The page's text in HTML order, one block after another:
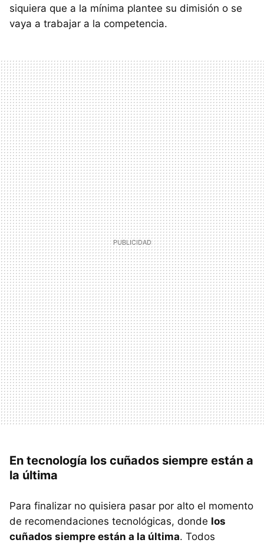
siquiera que a la mínima plantee su dimisión o se
vaya a trabajar a la competencia.
En tecnología los cuñados siempre están a
la última
Para finalizar no quisiera pasar por alto el momento
de recomendaciones tecnológicas, donde los
cuñados siempre están a la última. Todos